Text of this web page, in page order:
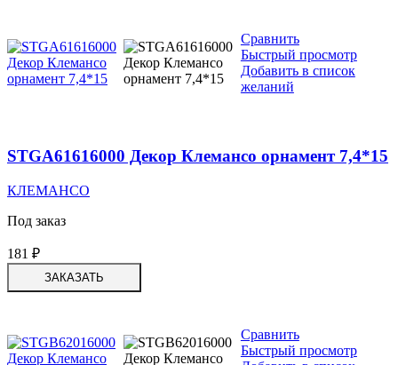
Сравнить
Быстрый просмотр
Добавить в список
желаний
STGA61616000 Декор Клемансо орнамент 7,4*15
КЛЕМАНСО
Под заказ
181 ₽
ЗАКАЗАТЬ
Сравнить
Быстрый просмотр